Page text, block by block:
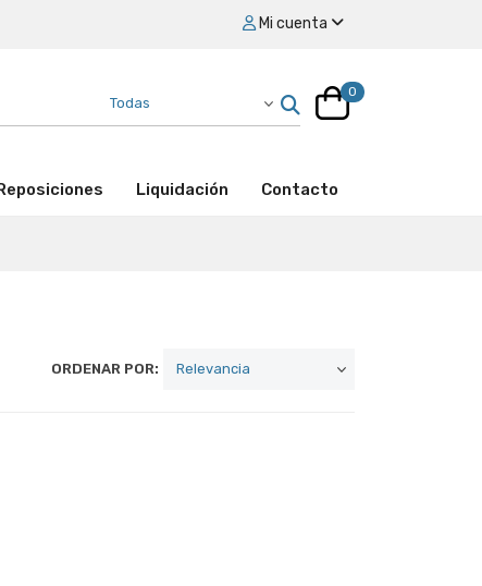
Mi cuenta
0
Liquidación Contacto
ORDENAR POR: